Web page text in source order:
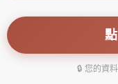
🔒 您的資